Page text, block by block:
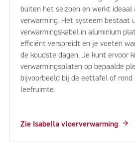
buiten het seizoen en werkt ideaal
verwarming. Het systeem bestaat
verwarmingskabel in aluminium
efficiënt verspreidt en je voeten
de koudste dagen. Je kunt ervoor
verwarmingsplaten op bepaalde
bijvoorbeeld bij de eettafel of rond
leefruimte.
Zie Isabella vloerverwarming